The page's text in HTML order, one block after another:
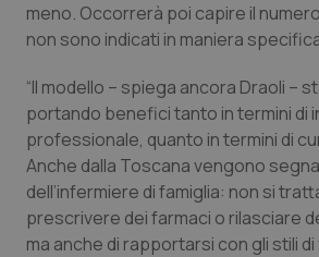
meno. Occorrerà poi capire il
non sono indicati in maniera
“Il modello – spiega ancora Draoli –
portando benefici tanto in termini di
professionale, quanto in termini di
Anche dalla Toscana vengono
dell’infermiere di famiglia: non si
prescrivere dei farmaci o rilasciare
ma anche di rapportarsi con gli stili di
YSC
Google LLC
.youtube.com